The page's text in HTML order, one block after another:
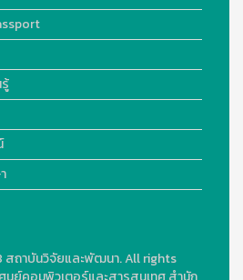
สถาบันวิจัยและพัฒนา. All rights